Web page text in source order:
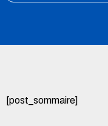
[post_sommaire]